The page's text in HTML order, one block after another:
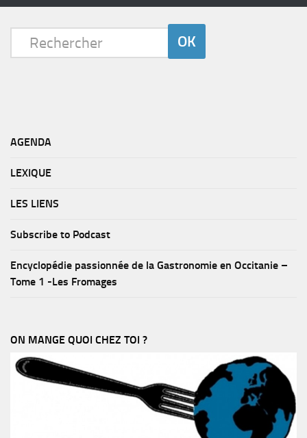
AGENDA
LEXIQUE
LES LIENS
Subscribe to Podcast
Encyclopédie passionnée de la Gastronomie en Occitanie –
Tome 1 -Les Fromages
ON MANGE QUOI CHEZ TOI ?